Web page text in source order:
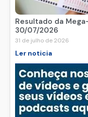
Resultado da
30/07/2026
31 de julho de 2026
Ler noticia